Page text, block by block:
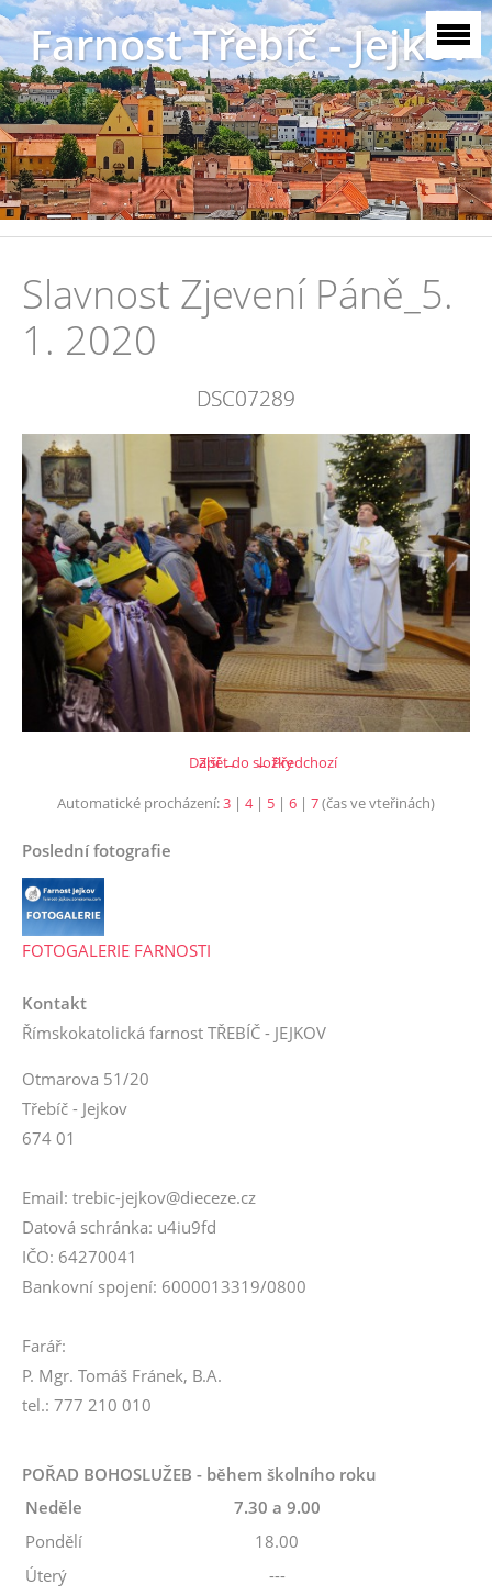
Farnost Třebíč - Jejkov
Slavnost Zjevení Páně_5.
1. 2020
DSC07289
← Předchozí
Další →
Zpět do složky
Automatické procházení:3 | 4| 5 | 6 | 7(čas ve vteřinách)
Poslední fotografie
FOTOGALERIE FARNOSTI
Kontakt
Římskokatolická farnost TŘEBÍČ - JEJKOV
Otmarova 51/20
Třebíč - Jejkov
674 01
Email: trebic-jejkov@dieceze.cz
Datová schránka: u4iu9fd
IČO: 64270041
Bankovní spojení: 6000013319/0800
Farář:
P. Mgr. Tomáš Fránek, B.A.
tel.: 777 210 010
POŘAD BOHOSLUŽEB - během školního roku
Neděle
7.30 a 9.00
Pondělí
18.00
Úterý
---